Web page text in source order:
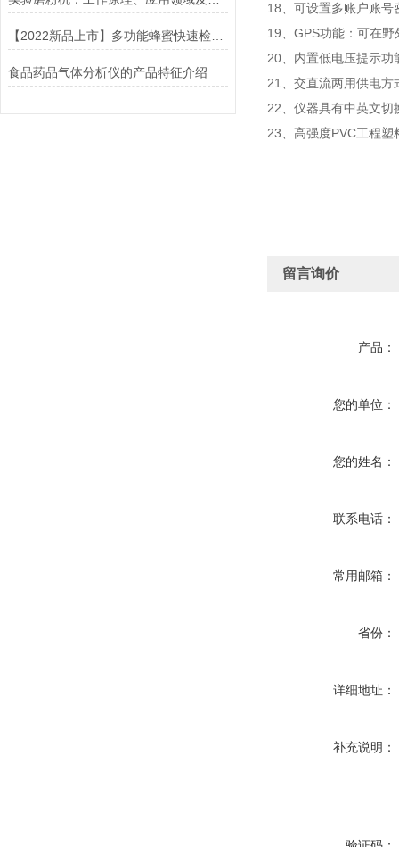
食品药品气体分析仪的产品特征介绍
18、可设置多账户账
19、GPS功能：可在
20、内置低电压提示
21、交直流两用供电
22、仪器具有中英文
23、高强度PVC工程
留言询价
产品：
您的单位：
您的姓名：
联系电话：
常用邮箱：
省份：
详细地址：
补充说明：